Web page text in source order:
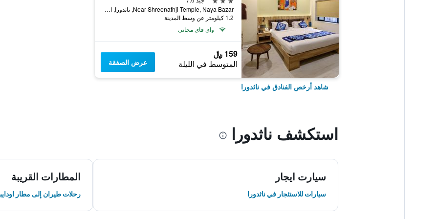
Near Shreenathji Temple, Naya Bazar, ناثدورا, الهند
1.2 كيلومتر عن وسط المدينة
واي فاي مجاني
159 ﷼
المتوسط في الليلة عرض الصفقة
شاهد أرخص الفنادق في ناثدورا
استكشف ناثدورا
سيارت ايجار
سيارات للاستئجار في ناثدورا
المطارات القريبة
رحلات طيران إلى مطار